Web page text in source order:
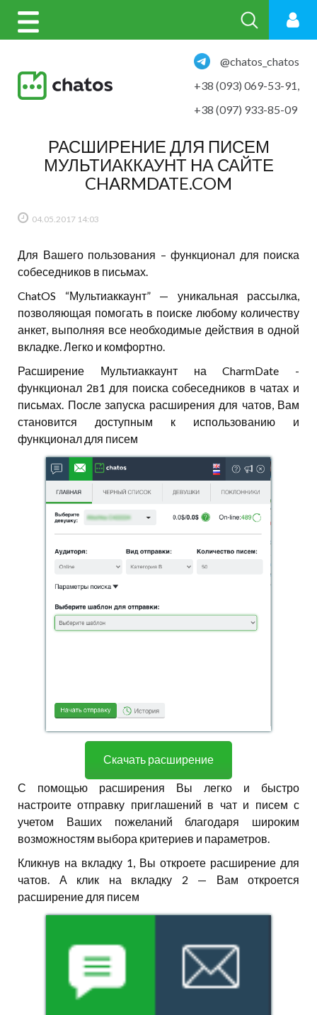
@chatos_chatos
+38 (093) 069-53-91,
+38 (097) 933-85-09
РАСШИРЕНИЕ ДЛЯ ПИСЕМ
МУЛЬТИАККАУНТ НА САЙТЕ
CHARMDATE.COM
04.05.2017 14:03
Для Вашего пользования – функционал для поиска
собеседников в письмах.
ChatOS “Мультиаккаунт” — уникальная рассылка,
позволяющая помогать в поиске любому количеству
анкет, выполняя все необходимые действия в одной
вкладке. Легко и комфортно.
Расширение Мультиаккаунт на CharmDate -
функционал 2в1 для поиска собеседников в чатах и
письмах. После запуска расширения для чатов, Вам
становится доступным к использованию и
функционал для писем
Скачать расширение
С помощью расширения Вы легко и быстро
настроите отправку приглашений в чат и писем с
учетом Ваших пожеланий благодаря широким
возможностям выбора критериев и параметров.
Кликнув на вкладку 1, Вы откроете расширение для
чатов. А клик на вкладку 2 — Вам откроется
расширение для писем